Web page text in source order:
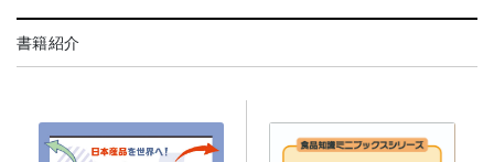
書籍紹介